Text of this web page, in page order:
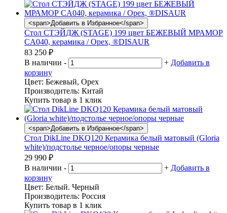
<span>Добавить в Избранное</span>
Стол СТЭЙДЖ (STAGE) 199 цвет БЕЖЕВЫЙ МРАМОР
CA040, керамика / Орех, ®DISAUR
83 250 ₽
В наличии - + Добавить в
корзину
Цвет: Бежевый, Орех
Производитель: Китай
Купить товар в 1 клик
<span>Добавить в Избранное</span>
Стол DikLine DKQ120 Керамика белый матовый (Gloria
white)/подстолье черное/опоры черные
29 990 ₽
В наличии - + Добавить в
корзину
Цвет: Белый. Черный
Производитель: Россия
Купить товар в 1 клик